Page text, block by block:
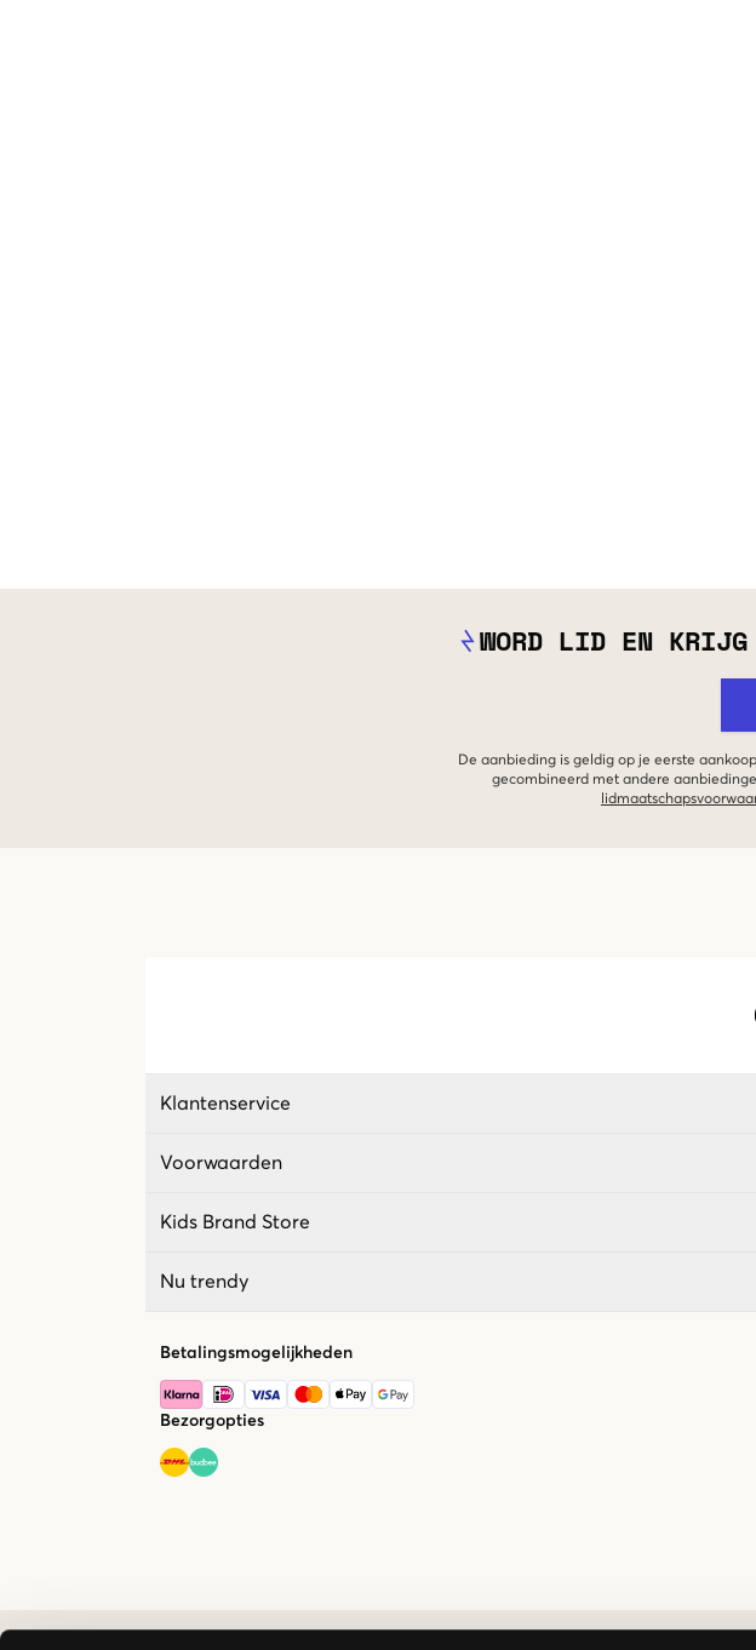
WORD LID EN
De aanbieding is geldig op je eerste
gecombineerd met andere
Klantenservice
Voorwaarden
Kids Brand Store
Nu trendy
Betalingsmogelijkheden
Bezorgopties